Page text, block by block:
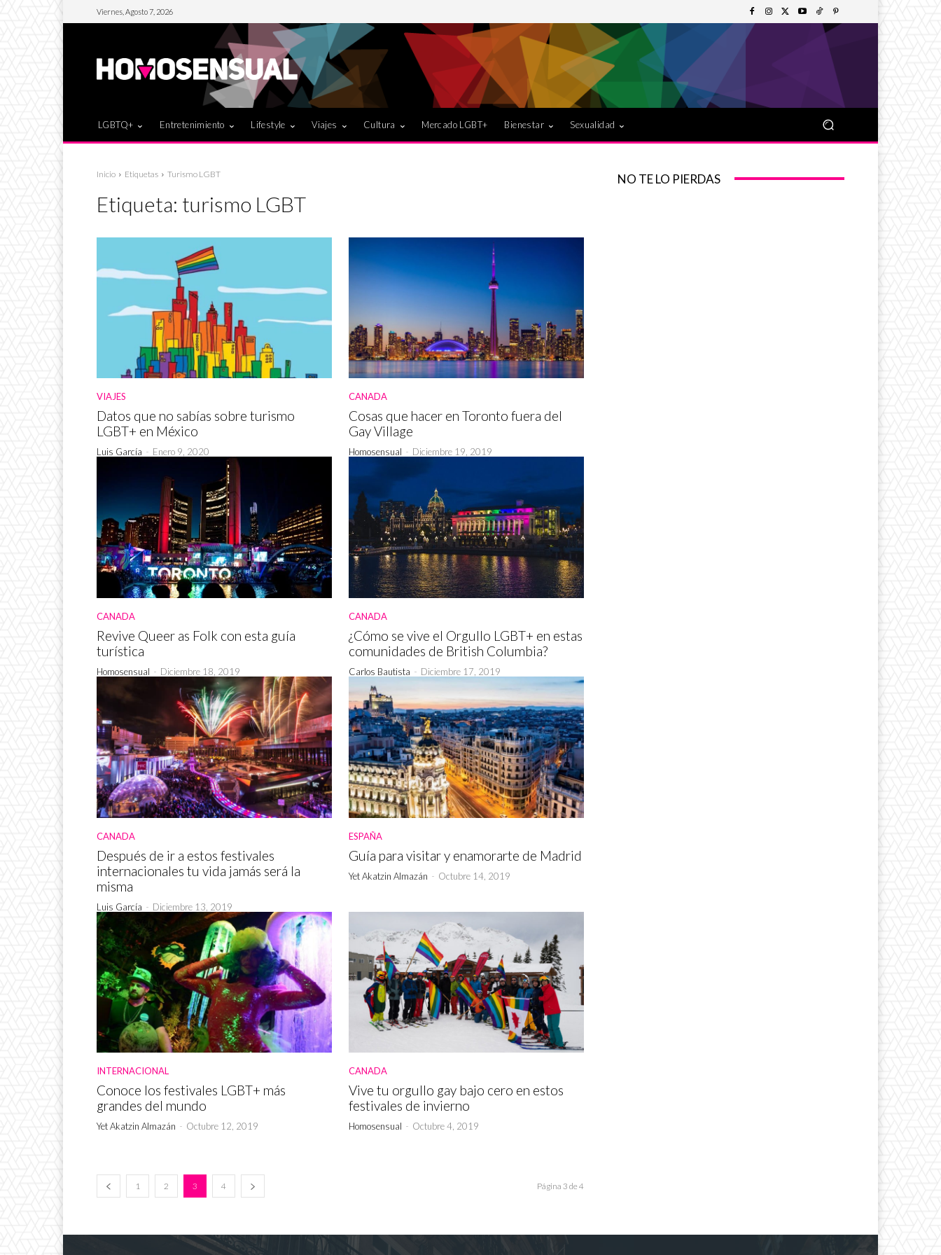
Viernes, Agosto 7, 2026
LGBTQ+ Entretenimiento Lifestyle Viajes Cultura Mercado LGBT+ Bienestar Sexualidad
Inicio Etiquetas Turismo LGBT
Etiqueta: turismo LGBT
VIAJES
Datos que no sabías sobre turismo
LGBT+ en México
Luis García - Enero 9, 2020
CANADA
Cosas que hacer en Toronto fuera del
Gay Village
Homosensual - Diciembre 19, 2019
CANADA
Revive Queer as Folk con esta guía
turística
Homosensual - Diciembre 18, 2019
CANADA
¿Cómo se vive el Orgullo LGBT+ en estas
comunidades de British Columbia?
Carlos Bautista - Diciembre 17, 2019
CANADA
Después de ir a estos festivales
internacionales tu vida jamás será la
misma
Luis García - Diciembre 13, 2019
ESPAÑA
Guía para visitar y enamorarte de Madrid
Yet Akatzin Almazán - Octubre 14, 2019
INTERNACIONAL
Conoce los festivales LGBT+ más
grandes del mundo
Yet Akatzin Almazán - Octubre 12, 2019
CANADA
Vive tu orgullo gay bajo cero en estos
festivales de invierno
Homosensual - Octubre 4, 2019
1 2 3 4 Página 3 de 4
NO TE LO PIERDAS